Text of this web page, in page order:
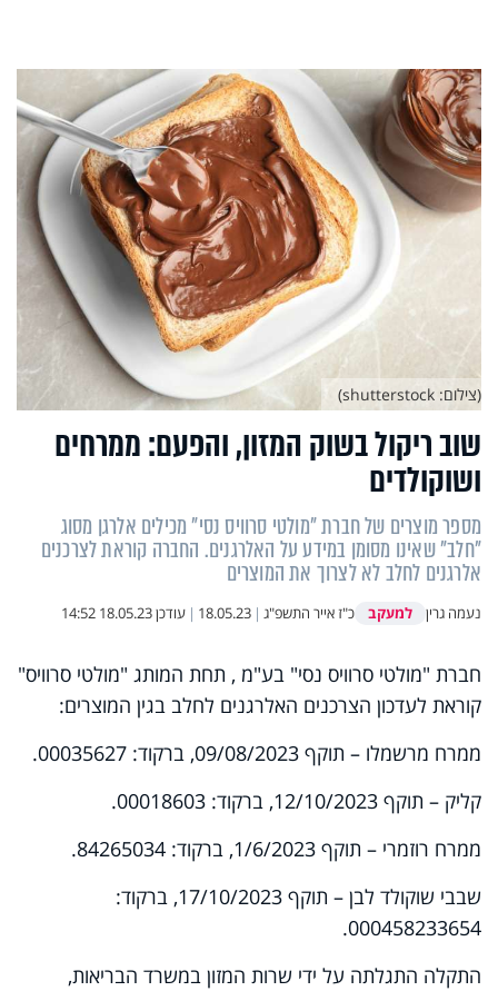
שוב ריקול בשוק המזון, והפעם: ממרחים
ושוקולדים
מספר מוצרים של חברת "מולטי סרוויס נסי" מכילים אלרגן מסוג
"חלב" שאינו מסומן במידע על האלרגנים. החברה קוראת לצרכנים
אלרגנים לחלב לא לצרוך את המוצרים
נעמה גרין למעקב כ"ז אייר התשפ"ג |
18.05.23
| עודכן18.05.23 14:52
(צילום: shutterstock)
חברת "מולטי סרוויס נסי" בע"מ , תחת המותג "מולטי סרוויס"
קוראת לעדכון הצרכנים האלרגנים לחלב בגין המוצרים:
ממרח מרשמלו – תוקף 09/08/2023, ברקוד: 00035627.
קליק – תוקף 12/10/2023, ברקוד: 00018603.
ממרח רוזמרי – תוקף 1/6/2023, ברקוד: 84265034.
שבבי שוקולד לבן – תוקף 17/10/2023, ברקוד:
000458233654.
התקלה התגלתה על ידי שרות המזון במשרד הבריאות,